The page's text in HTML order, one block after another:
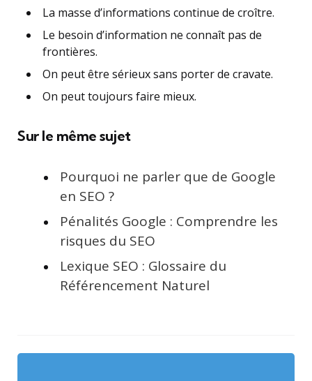
La masse d’informations continue de croître.
Le besoin d’information ne connaît pas de
frontières.
On peut être sérieux sans porter de cravate.
On peut toujours faire mieux.
Sur le même sujet
Pourquoi ne parler que de Google
en SEO ?
Pénalités Google : Comprendre les
risques du SEO
Lexique SEO : Glossaire du
Référencement Naturel